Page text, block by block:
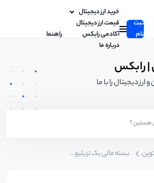
ثبت
نام
خرید ارز دیجیتال
قیمت ارز دیجیتال
آکادمی رابکس
راهنما
درباره ما
| رابکس
دیجیتال را با ما
بسته مالی یک تریلیون دلاری به همراه مالیات کریپتو در دستان بایدن